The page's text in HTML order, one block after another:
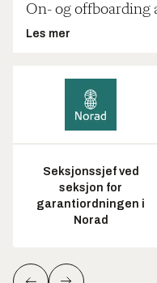
On- og offboarding
Les mer
Seksjonssjef ved
seksjon for
garantiordningen i
Norad